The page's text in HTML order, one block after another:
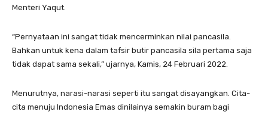
Menteri Yaqut.
“Pernyataan ini sangat tidak mencerminkan nilai pancasila.
Bahkan untuk kena dalam tafsir butir pancasila sila pertama saja
tidak dapat sama sekali,” ujarnya, Kamis, 24 Februari 2022.
Menurutnya, narasi-narasi seperti itu sangat disayangkan. Cita-
cita menuju Indonesia Emas dinilainya semakin buram bagi